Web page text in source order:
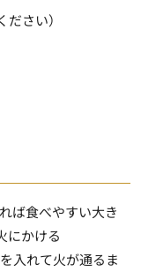
さい）
ば食べやすい大き
にかける
入れて火が通るま